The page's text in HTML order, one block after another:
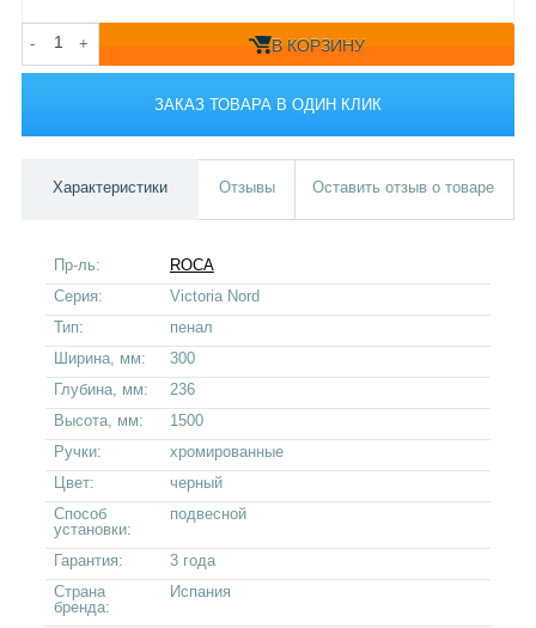
- + В КОРЗИНУ
ЗАКАЗ ТОВАРА В ОДИН КЛИК
Характеристики Отзывы Оставить отзыв о товаре
Пр-ль:
ROCA
Серия:
Victoria Nord
Тип:
пенал
Ширина, мм:
300
Глубина, мм:
236
Высота, мм:
1500
Ручки:
хромированные
Цвет:
черный
Способ
установки:
подвесной
Гарантия:
3 года
Страна
бренда:
Испания